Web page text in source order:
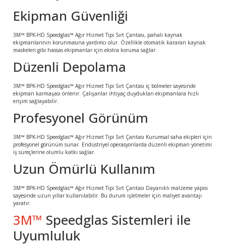
Ekipman Güvenliği
3M™ BPK-HD Speedglas™ Ağır Hizmet Tipi Sırt Çantası, pahalı kaynak
ekipmanlarının korunmasına yardımcı olur. Özellikle otomatik kararan kaynak
maskeleri gibi hassas ekipmanlar için ekstra koruma sağlar.
Düzenli Depolama
3M™ BPK-HD Speedglas™ Ağır Hizmet Tipi Sırt Çantası iç bölmeler sayesinde
ekipman karmaşası önlenir. Çalışanlar ihtiyaç duydukları ekipmanlara hızlı
erişim sağlayabilir.
Profesyonel Görünüm
3M™ BPK-HD Speedglas™ Ağır Hizmet Tipi Sırt Çantası Kurumsal saha ekipleri için
profesyonel görünüm sunar. Endüstriyel operasyonlarda düzenli ekipman yönetimi
iş süreçlerine olumlu katkı sağlar.
Uzun Ömürlü Kullanım
3M™ BPK-HD Speedglas™ Ağır Hizmet Tipi Sırt Çantası Dayanıklı malzeme yapısı
sayesinde uzun yıllar kullanılabilir. Bu durum işletmeler için maliyet avantajı
yaratır.
3M™ Speedglas Sistemleri ile
Uyumluluk